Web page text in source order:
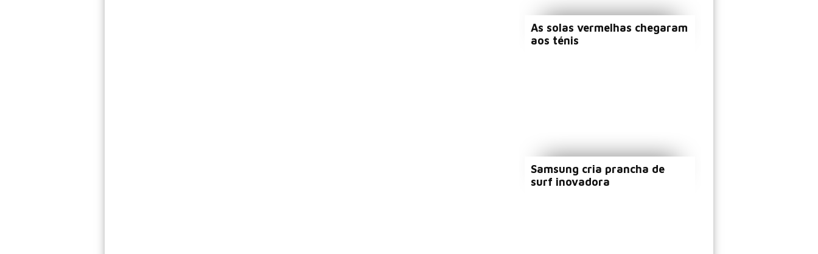
As solas vermelhas chegaram
aos ténis
Samsung cria prancha de
surf inovadora